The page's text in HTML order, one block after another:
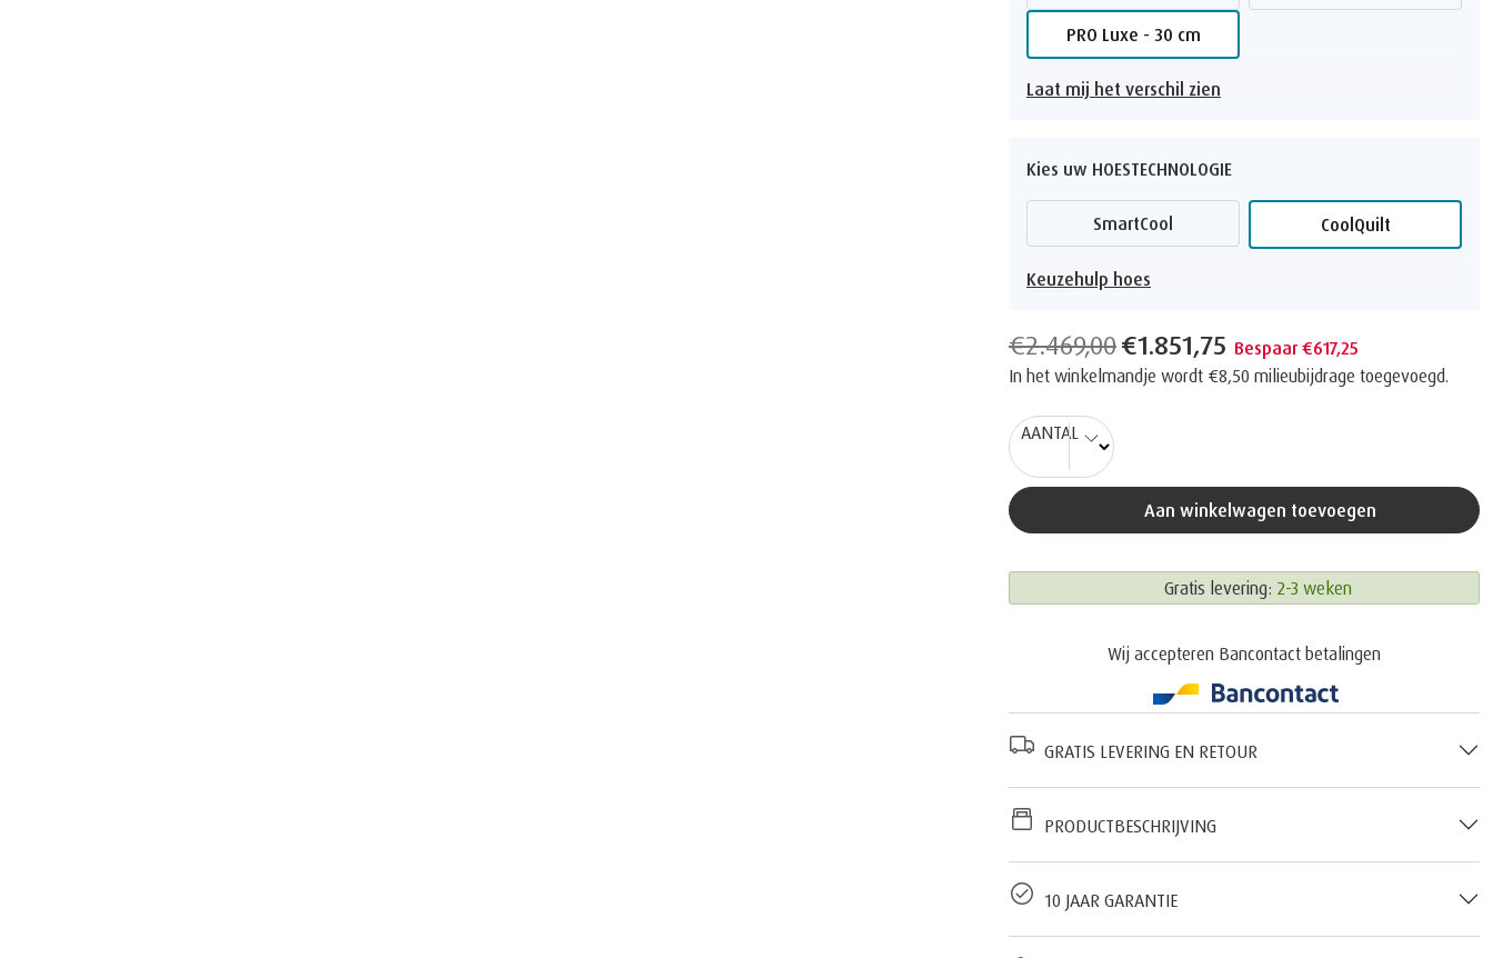
PRO Luxe - 30 cm
Laat mij het verschil zien
Kies uw HOESTECHNOLOGIE
SmartCool CoolQuilt
Keuzehulp hoes
€2.469,00€1.851,75 Bespaar €617,25
In het winkelmandje wordt €8,50 milieubijdrage toegevoegd.
AANTAL
Aan winkelwagen toevoegen
Gratis levering: 2-3 weken
Wij accepteren Bancontact betalingen
GRATIS LEVERING EN RETOUR
PRODUCTBESCHRIJVING
10 JAAR GARANTIE